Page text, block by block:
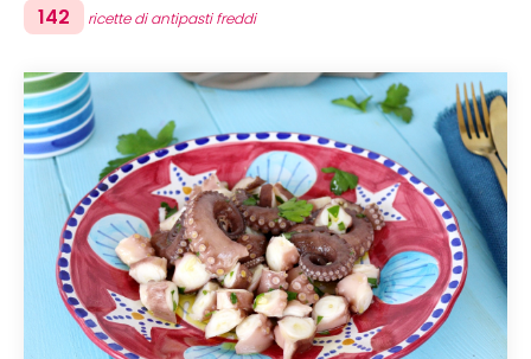
142 ricette di antipasti freddi